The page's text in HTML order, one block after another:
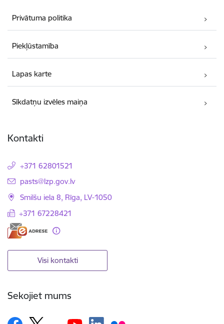
Privātuma politika
Piekļūstamība
Lapas karte
Sīkdatņu izvēles maiņa
Kontakti
+371 62801521
E-pasts:
pasts@lzp.gov.lv
Smilšu iela 8, Rīga, LV-1050
+371 67228421
Visi kontakti
Sekojiet mums